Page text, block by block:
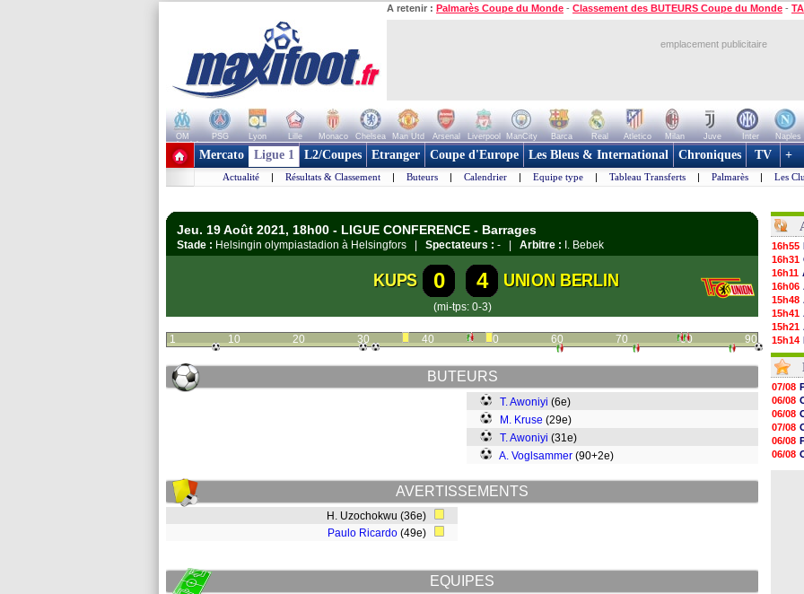
A retenir : Palmarès Coupe du Monde - Classement des BUTEURS Coupe du Monde -
emplacement publicitaire
OM PSG Lyon Lille Monaco Chelsea Man Utd Arsenal Liverpool ManCity Barca Real Atletico Milan Juve Inter Naples
+ de clubs
Mercato Ligue 1 L2/Coupes Etranger Coupe d'Europe Les Bleus & International Chroniques TV +
Actualité | Résultats & Classement | Buteurs | Calendrier | Equipe type | Tableau Transferts | Palmarès | Les
Jeu. 19 Août 2021, 18h00 - LIGUE CONFERENCE - Barrages
Stade : Helsingin olympiastadion à Helsingfors | Spectateurs : - | Arbitre : I. Bebek
KUPS 0 4 UNION BERLIN
(mi-tps: 0-3)
1 10 20 30 40 50 60 70 80 90
BUTEURS
T. Awoniyi (6e)
M. Kruse (29e)
T. Awoniyi (31e)
A. Voglsammer (90+2e)
AVERTISSEMENTS
H. Uzochokwu (36e)
Paulo Ricardo (49e)
EQUIPES
16h55
16h31
16h11
16h06
15h48
15h41
15h21
15h14
14h59
14h43
14h14
13h59
13h55
13h48
13h30
12h49
12h22
07/08
06/08
06/08
07/08
06/08
06/08